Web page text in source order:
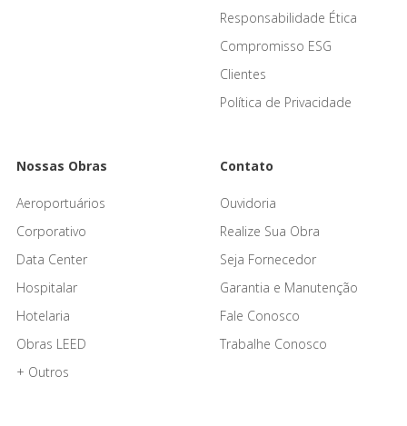
Responsabilidade Ética
Compromisso ESG
Clientes
Política de Privacidade
Nossas Obras
Aeroportuários
Corporativo
Data Center
Hospitalar
Hotelaria
Obras LEED
+ Outros
Contato
Ouvidoria
Realize Sua Obra
Seja Fornecedor
Garantia e Manutenção
Fale Conosco
Trabalhe Conosco